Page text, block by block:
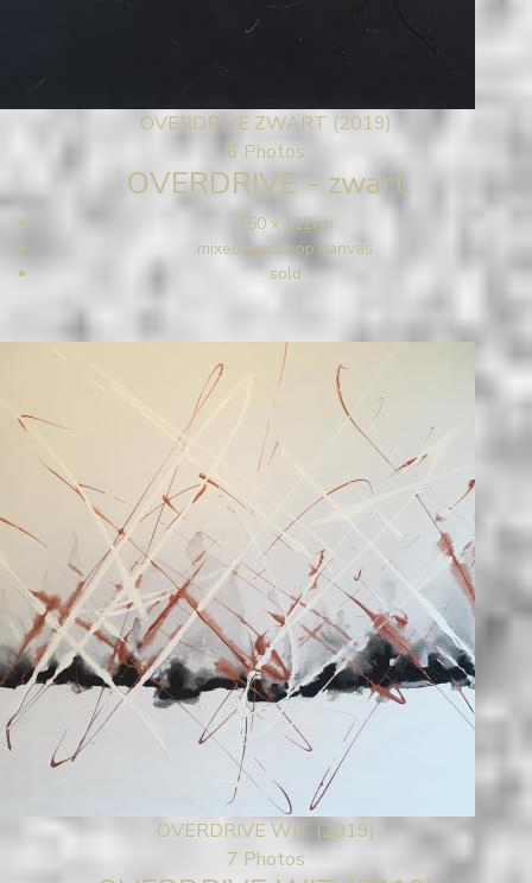
OVERDRIVE ZWART (2019)
6 Photos
OVERDRIVE - zwart
150 x 112cm
mixed media op canvas
sold
OVERDRIVE WIT (2019)
7 Photos